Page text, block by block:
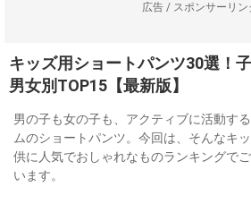
広告 / スポンサーリン
キッズ用ショートパンツ30選！
男女別TOP15【最新版】
男の子も女の子も、アクティブに活動す
ムのショートパンツ。今回は、そんなキ
供に人気でおしゃれなものランキングで
います。